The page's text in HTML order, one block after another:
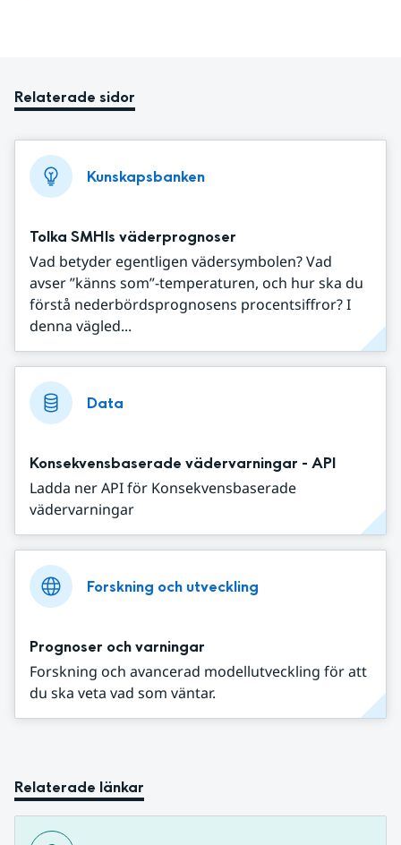
Relaterade sidor
Kunskapsbanken
Tolka SMHIs väderprognoser
Vad betyder egentligen vädersymbolen? Vad
avser ”känns som”-temperaturen, och hur ska du
förstå nederbördsprognosens procentsiffror? I
denna vägled...
Data
Konsekvensbaserade vädervarningar - API
Ladda ner API för Konsekvensbaserade
vädervarningar
Forskning och utveckling
Prognoser och varningar
Forskning och avancerad modellutveckling för att
du ska veta vad som väntar.
Relaterade länkar